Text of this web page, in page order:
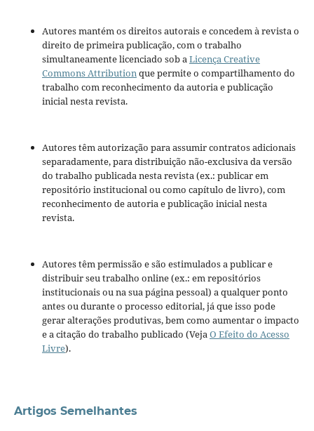
Autores mantém os direitos autorais e concedem à revista o
direito de primeira publicação, com o trabalho
simultaneamente licenciado sob aLicença Creative
Commons Attributionque permite o compartilhamento do
trabalho com reconhecimento da autoria e publicação
inicial nesta revista.
Autores têm autorização para assumir contratos adicionais
separadamente, para distribuição não-exclusiva da versão
do trabalho publicada nesta revista (ex.: publicar em
repositório institucional ou como capítulo de livro), com
reconhecimento de autoria e publicação inicial nesta
revista.
Autores têm permissão e são estimulados a publicar e
distribuir seu trabalho online (ex.: em repositórios
institucionais ou na sua página pessoal) a qualquer ponto
antes ou durante o processo editorial, já que isso pode
gerar alterações produtivas, bem como aumentar o impacto
e a citação do trabalho publicado (VejaO Efeito do Acesso
Livre).
Artigos Semelhantes